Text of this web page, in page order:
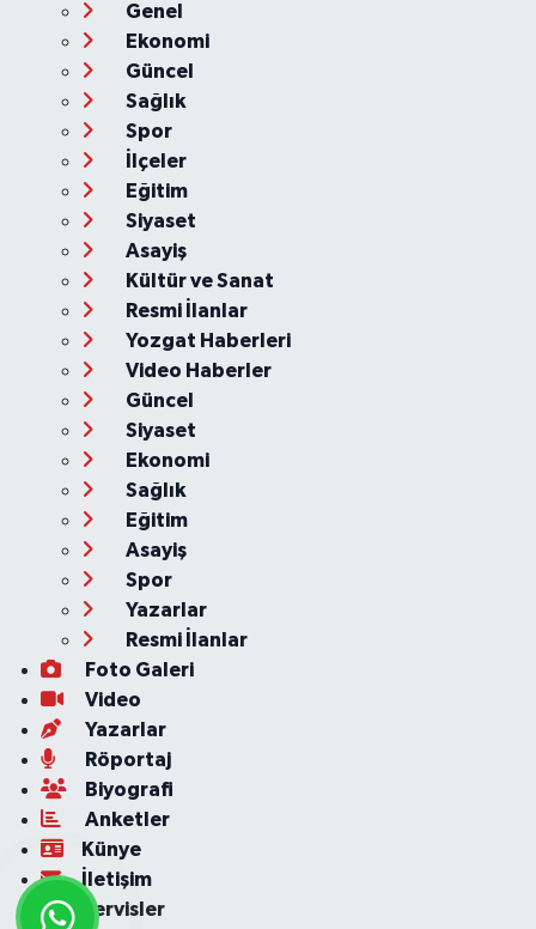
Genel
Ekonomi
Güncel
Sağlık
Spor
İlçeler
Eğitim
Siyaset
Asayiş
Kültür ve Sanat
Resmi İlanlar
Yozgat Haberleri
Video Haberler
Güncel
Siyaset
Ekonomi
Sağlık
Eğitim
Asayiş
Spor
Yazarlar
Resmi İlanlar
Foto Galeri
Video
Yazarlar
Röportaj
Biyografi
Anketler
Künye
İletişim
Servisler